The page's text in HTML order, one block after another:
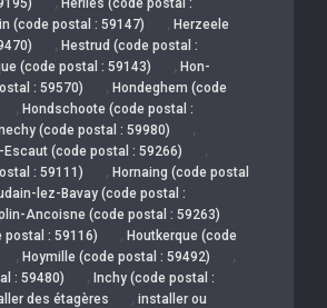
(code postal : 59147) , Herzeele
, Hestrud (code postal :
(code postal : 59143) , Hon-
: 59570)
, Hondeghem (code
, Hondschoote (code postal :
(code postal : 59980) ,
(code postal : 59266) ,
: 59111) , Hornaing (code postal
lez-Bavay (code postal :
Ancoisne (code postal : 59263)
postal : 59116)
, Houtkerque (code
, Hoymille (code postal : 59492) ,
: 59480) , Inchy (code postal :
des étagères , installer ou